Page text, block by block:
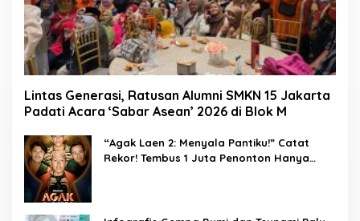
Lintas Generasi, Ratusan Alumni SMKN 15 Jakarta
Padati Acara ‘Sabar Asean’ 2026 di Blok M
“Agak Laen 2: Menyala Pantiku!” Catat
Rekor! Tembus 1 Juta Penonton Hanya